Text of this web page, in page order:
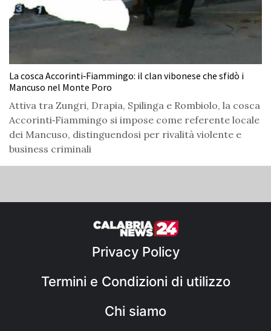
La cosca Accorinti‑Fiammingo: il clan vibonese che sfidò i
Mancuso nel Monte Poro
Attiva tra Zungri, Drapia, Spilinga e Rombiolo, la cosca
Accorinti‑Fiammingo si impose come referente locale
dei Mancuso, distinguendosi per rivalità violente e
business criminali
Privacy Policy
Termini e Condizioni di utilizzo
Chi siamo